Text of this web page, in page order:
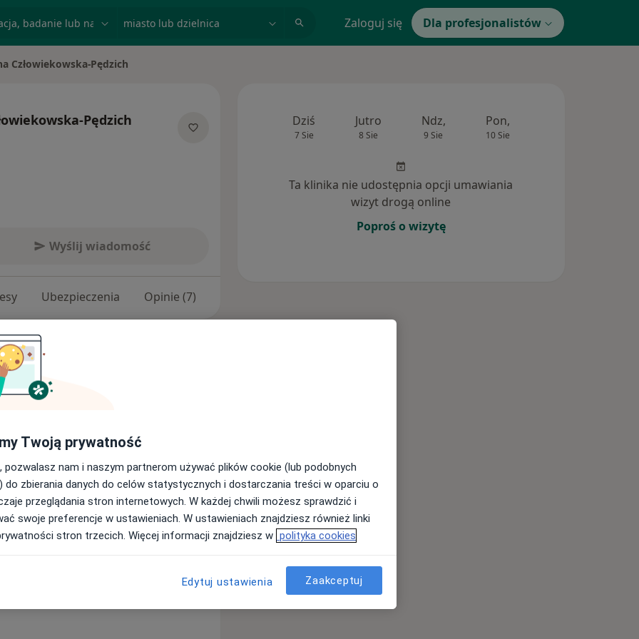
Zaloguj się Dla profesjonalistów
Człowiekowska-Pędzich
Pędzich
Wyślij wiadomość
Ubezpieczenia Opinie (7)
Bruksizm +19a11y_sr_more_diseases
Dziś
7 Sie
Jutro
8 Sie
Ndz,
9 Sie
Pon,
10 Sie
Ta klinika nie udostępnia opcji umawiania
wizyt drogą online
Poproś o wizytę
Twoją prywatność
pozwalasz nam i naszym partnerom używać plików cookie (lub podobnych
do zbierania danych do celów statystycznych i dostarczania treści w oparciu o
przeglądania stron internetowych. W każdej chwili możesz sprawdzić i
swoje preferencje w ustawieniach. W ustawieniach znajdziesz również linki
stron trzecich. Więcej informacji znajdziesz w polityka cookies
Edytuj ustawienia Zaakceptuj